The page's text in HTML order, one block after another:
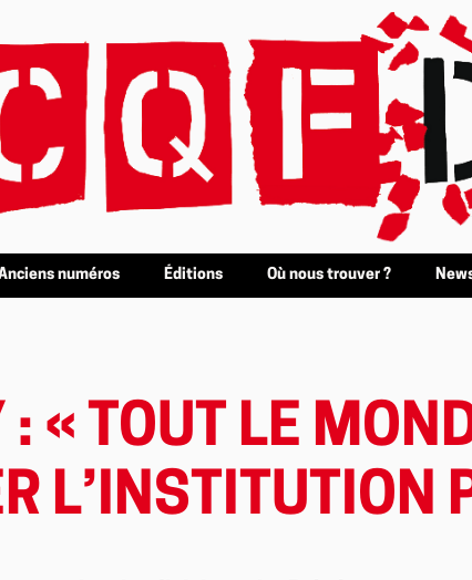
numéros Éditions Où nous trouver ?
« TOUT LE
L’INSTITUTION